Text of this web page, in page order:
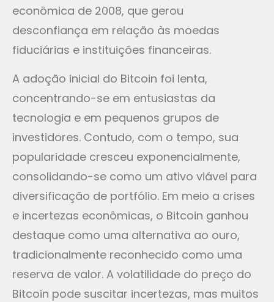
econômica de 2008, que gerou
desconfiança em relação às moedas
fiduciárias e instituições financeiras.
A adoção inicial do Bitcoin foi lenta,
concentrando-se em entusiastas da
tecnologia e em pequenos grupos de
investidores. Contudo, com o tempo, sua
popularidade cresceu exponencialmente,
consolidando-se como um ativo viável para
diversificação de portfólio. Em meio a crises
e incertezas econômicas, o Bitcoin ganhou
destaque como uma alternativa ao ouro,
tradicionalmente reconhecido como uma
reserva de valor. A volatilidade do preço do
Bitcoin pode suscitar incertezas, mas muitos